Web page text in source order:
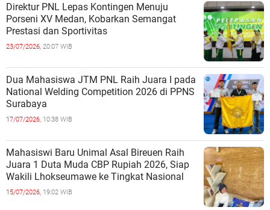
Direktur PNL Lepas Kontingen Menuju
Porseni XV Medan, Kobarkan Semangat
Prestasi dan Sportivitas
23/07/2026, 20:07 WIB
Dua Mahasiswa JTM PNL Raih Juara I pada
National Welding Competition 2026 di PPNS
Surabaya
17/07/2026, 10:38 WIB
Mahasiswi Baru Unimal Asal Bireuen Raih
Juara 1 Duta Muda CBP Rupiah 2026, Siap
Wakili Lhokseumawe ke Tingkat Nasional
15/07/2026, 19:02 WIB